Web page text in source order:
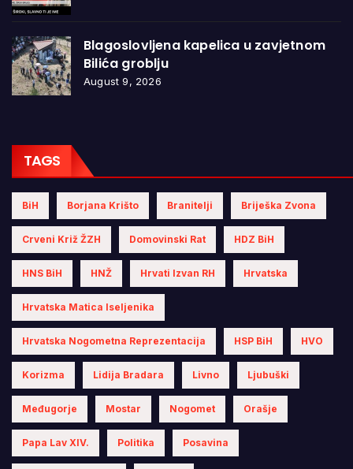
Blagoslovljena kapelica u zavjetnom
Bilića groblju
August 9, 2026
TAGS
BiH Borjana Krišto Branitelji Briješka Zvona
Crveni Križ ŽZH Domovinski Rat HDZ BiH
HNS BiH HNŽ Hrvati Izvan RH Hrvatska
Hrvatska Matica Iseljenika
Hrvatska Nogometna Reprezentacija HSP BiH HVO
Korizma Lidija Bradara Livno Ljubuški
Međugorje Mostar Nogomet Orašje
Papa Lav XIV. Politika Posavina